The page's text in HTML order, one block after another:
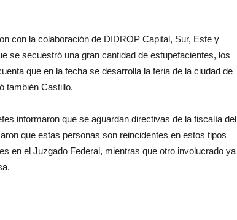
con la colaboración de DIDROP Capital, Sur, Este y
se secuestró una gran cantidad de estupefacientes, los
que en la fecha se desarrolla la feria de la ciudad de
también Castillo.
informaron que se aguardan directivas de la fiscalía del
que estas personas son reincidentes en estos tipos
en el Juzgado Federal, mientras que otro involucrado ya